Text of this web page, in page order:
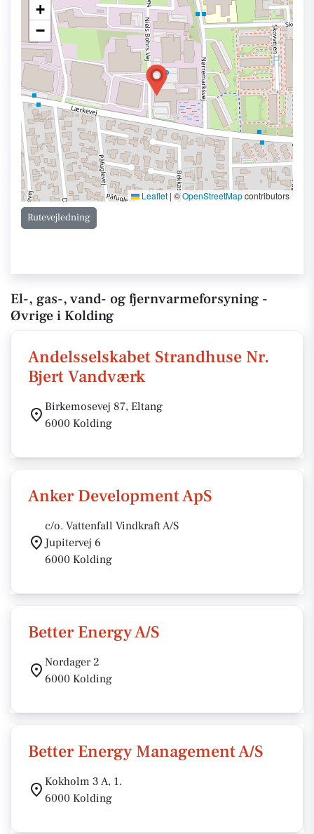
+
−
Leaflet | ©OpenStreetMapcontributors
Rutevejledning
El-, gas-, vand- og fjernvarmeforsyning -
Øvrige i Kolding
Andelsselskabet Strandhuse Nr.
Bjert Vandværk
Birkemosevej 87, Eltang
6000 Kolding
Anker Development ApS
c/o. Vattenfall Vindkraft A/S
Jupitervej 6
6000 Kolding
Better Energy A/S
Nordager 2
6000 Kolding
Better Energy Management A/S
Kokholm 3 A, 1.
6000 Kolding